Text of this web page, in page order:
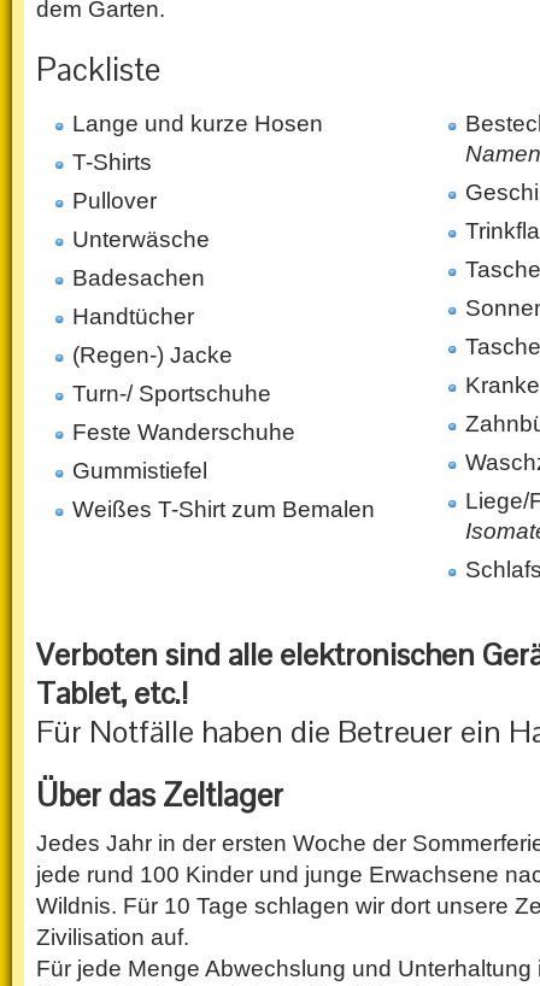
dem Garten.
Packliste
Lange und kurze Hosen
T-Shirts
Pullover
Unterwäsche
Badesachen
Handtücher
(Regen-) Jacke
Turn-/ Sportschuhe
Feste Wanderschuhe
Gummistiefel
Weißes T-Shirt zum Bemalen
Liege/
Verboten sind alle elektronischen
Tablet, etc.!
Für Notfälle haben die Betreuer ein
Über das Zeltlager
Jedes Jahr in der ersten Woche der
jede rund 100 Kinder und junge Erwachsene
Wildnis. Für 10 Tage schlagen wir dort unsere
Zivilisation auf.
Für jede Menge Abwechslung und Unterhaltung